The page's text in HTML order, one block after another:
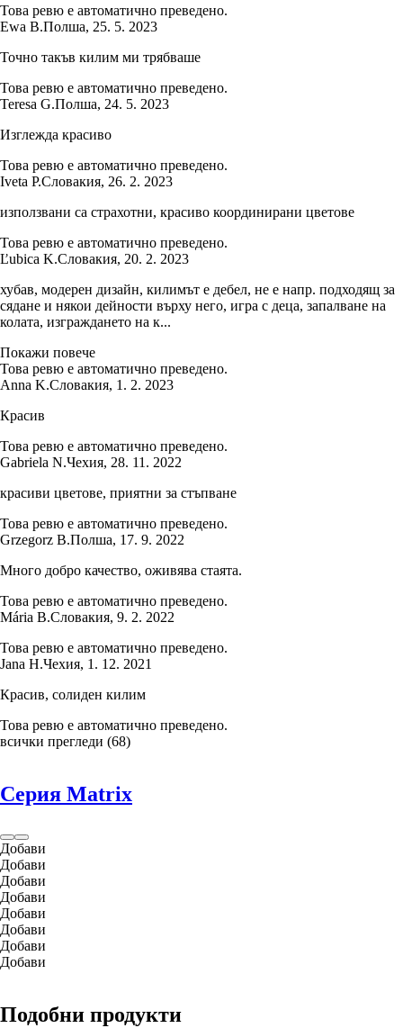
Това ревю е автоматично преведено.
Ewa B.Полша, 25. 5. 2023
Точно такъв килим ми трябваше
Това ревю е автоматично преведено.
Teresa G.Полша, 24. 5. 2023
Изглежда красиво
Това ревю е автоматично преведено.
Iveta P.Словакия, 26. 2. 2023
използвани са страхотни, красиво координирани цветове
Това ревю е автоматично преведено.
Ľubica K.Словакия, 20. 2. 2023
хубав, модерен дизайн, килимът е дебел, не е напр. подходящ за
сядане и някои дейности върху него, игра с деца, запалване на
колата, изграждането на к...
Покажи повече
Това ревю е автоматично преведено.
Anna K.Словакия, 1. 2. 2023
Красив
Това ревю е автоматично преведено.
Gabriela N.Чехия, 28. 11. 2022
красиви цветове, приятни за стъпване
Това ревю е автоматично преведено.
Grzegorz B.Полша, 17. 9. 2022
Много добро качество, оживява стаята.
Това ревю е автоматично преведено.
Mária B.Словакия, 9. 2. 2022
Това ревю е автоматично преведено.
Jana H.Чехия, 1. 12. 2021
Красив, солиден килим
Това ревю е автоматично преведено.
всички прегледи (68)
Серия Matrix
Добави
Добави
Добави
Добави
Добави
Добави
Добави
Добави
Подобни продукти